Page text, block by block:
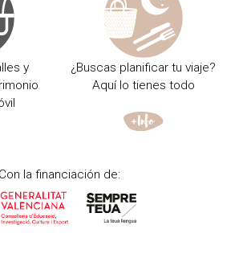
y
¿Buscas planificar tu viaje?
Aquí lo tienes todo
Con la financiación de: